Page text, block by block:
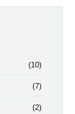
(10)
(7)
(2)